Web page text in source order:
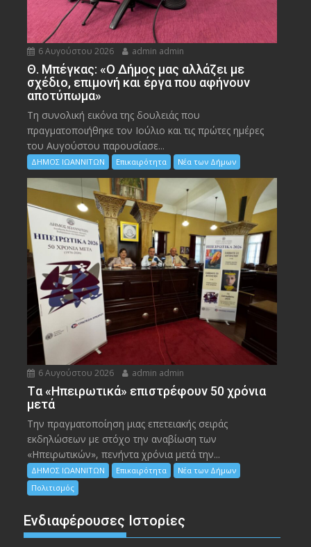
6 Αυγούστου 2026 admin admin
Θ. Μπέγκας: «Ο Δήμος μας αλλάζει με
σχέδιο, επιμονή και έργα που αφήνουν
αποτύπωμα»
Τη συνολική εικόνα της δουλειάς που
πραγματοποιήθηκε τον Ιούλιο και τις πρώτες ημέρες
του Αυγούστου παρουσίασε...
ΔΗΜΟΣ ΙΩΑΝΝΙΤΩΝ Επικαιρότητα Νέα των Δήμων
6 Αυγούστου 2026 admin admin
Tα «Ηπειρωτικά» επιστρέφουν 50 χρόνια
μετά
Την πραγματοποίηση μιας επετειακής σειράς
εκδηλώσεων με στόχο την αναβίωση των
«Ηπειρωτικών», πενήντα χρόνια μετά την...
ΔΗΜΟΣ ΙΩΑΝΝΙΤΩΝ Επικαιρότητα
Νέα των Δήμων
Πολιτισμός
Ενδιαφέρουσες Ιστορίες